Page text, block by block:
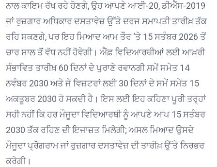
ਨਾਲ ਕਾਇਮ ਰੱਖ ਰਹੇ ਹੋਣਗੇ, ਉਹ ਆਪਣੇ ਆਈ-20, ਡੀਐੱਸ-2019
ਜਾਂ ਰੁਜ਼ਗਾਰ ਅਧਿਕਾਰ ਦਸਤਾਵੇਜ਼ ਉੱਤੇ ਦਰਜ ਸਮਾਪਤੀ ਤਾਰੀਖ਼ ਤੱਕ
ਰਹਿ ਸਕਣਗੇ, ਪਰ ਇਹ ਮਿਆਦ ਆਮ ਤੌਰ ‘ਤੇ 15 ਸਤੰਬਰ 2026 ਤੋਂ
ਚਾਰ ਸਾਲ ਤੋਂ ਵੱਧ ਨਹੀਂ ਹੋਵੇਗੀ। ਐੱਫ਼ ਵਿਦਿਆਰਥੀਆਂ ਲਈ ਆਖ਼ਰੀ
ਸੰਭਾਵਿਤ ਤਾਰੀਖ਼ 60 ਦਿਨਾਂ ਦੇ ਪੁਰਾਣੇ ਰਵਾਨਗੀ ਸਮੇਂ ਸਮੇਤ 14
ਨਵੰਬਰ 2030 ਅਤੇ ਜੇ ਵਿਜ਼ਟਰਾਂ ਲਈ 30 ਦਿਨਾਂ ਦੇ ਸਮੇਂ ਸਮੇਤ 15
ਅਕਤੂਬਰ 2030 ਹੋ ਸਕਦੀ ਹੈ। ਇਸ ਲਈ ਇਹ ਕਹਿਣਾ ਪੂਰੀ ਤਰ੍ਹਾਂ
ਸਹੀ ਨਹੀਂ ਕਿ ਹਰ ਮੌਜੂਦਾ ਵਿਦਿਆਰਥੀ ਨੂੰ ਆਪਣੇ ਆਪ 15 ਸਤੰਬਰ
2030 ਤੱਕ ਰਹਿਣ ਦੀ ਇਜਾਜ਼ਤ ਮਿਲੇਗੀ; ਅਸਲ ਮਿਆਦ ਉਸਦੇ
ਮੌਜੂਦਾ ਪ੍ਰੋਗਰਾਮ ਜਾਂ ਰੁਜ਼ਗਾਰ ਦਸਤਾਵੇਜ਼ ਦੀ ਤਾਰੀਖ਼ ਉੱਤੇ ਨਿਰਭਰ
ਕਰੇਗੀ।